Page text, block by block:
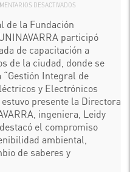
DESACTIVADOS
FORTALECE
SU
COMPROMISO
LA
GESTIÓN
SOSTENIBLE
DE
RESIDUOS
RAEE
de la Fundación
participó
de capacitación a
de la ciudad, donde se
Integral de
y Electrónicos
presente la Directora
ingeniera, Leidy
el compromiso
ambiental,
de saberes y